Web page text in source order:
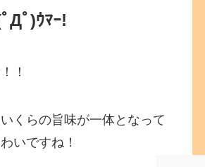
Дﾟ)ｳﾏｰ!
！
くらの旨味が一体となって
いですね！